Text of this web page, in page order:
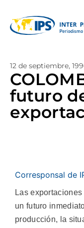
12 de septiembre,
futuro
Corresponsal de
Las
un futuro
producción, la